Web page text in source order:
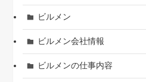
ビルメン
ビルメン会社情報
ビルメンの仕事内容